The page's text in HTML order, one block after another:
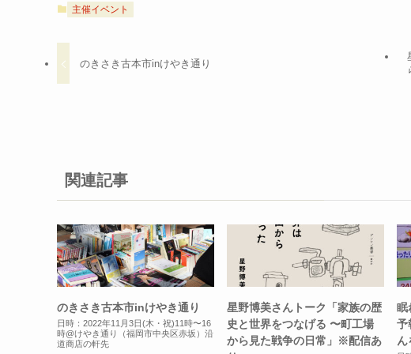
主催イベント
のきさき古本市inけやき通り
関連記事
のきさき古本市inけやき通り
日時：2022年11月3日(木・祝)11時〜16
時@けやき通り（福岡市中央区赤坂）沿
道商店の軒先
星野博美さんトーク「家族の歴
史と世界をつなげる 〜町工場
から見た戦争の日常」※配信あ
眠
予
ん